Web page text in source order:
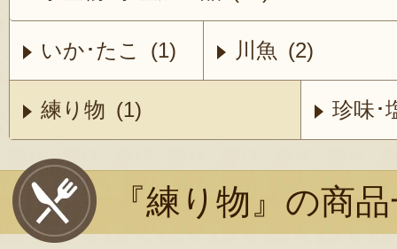
いか･たこ (1) 川魚 (2)
練り物 (1) 珍味･
『練り物』の商